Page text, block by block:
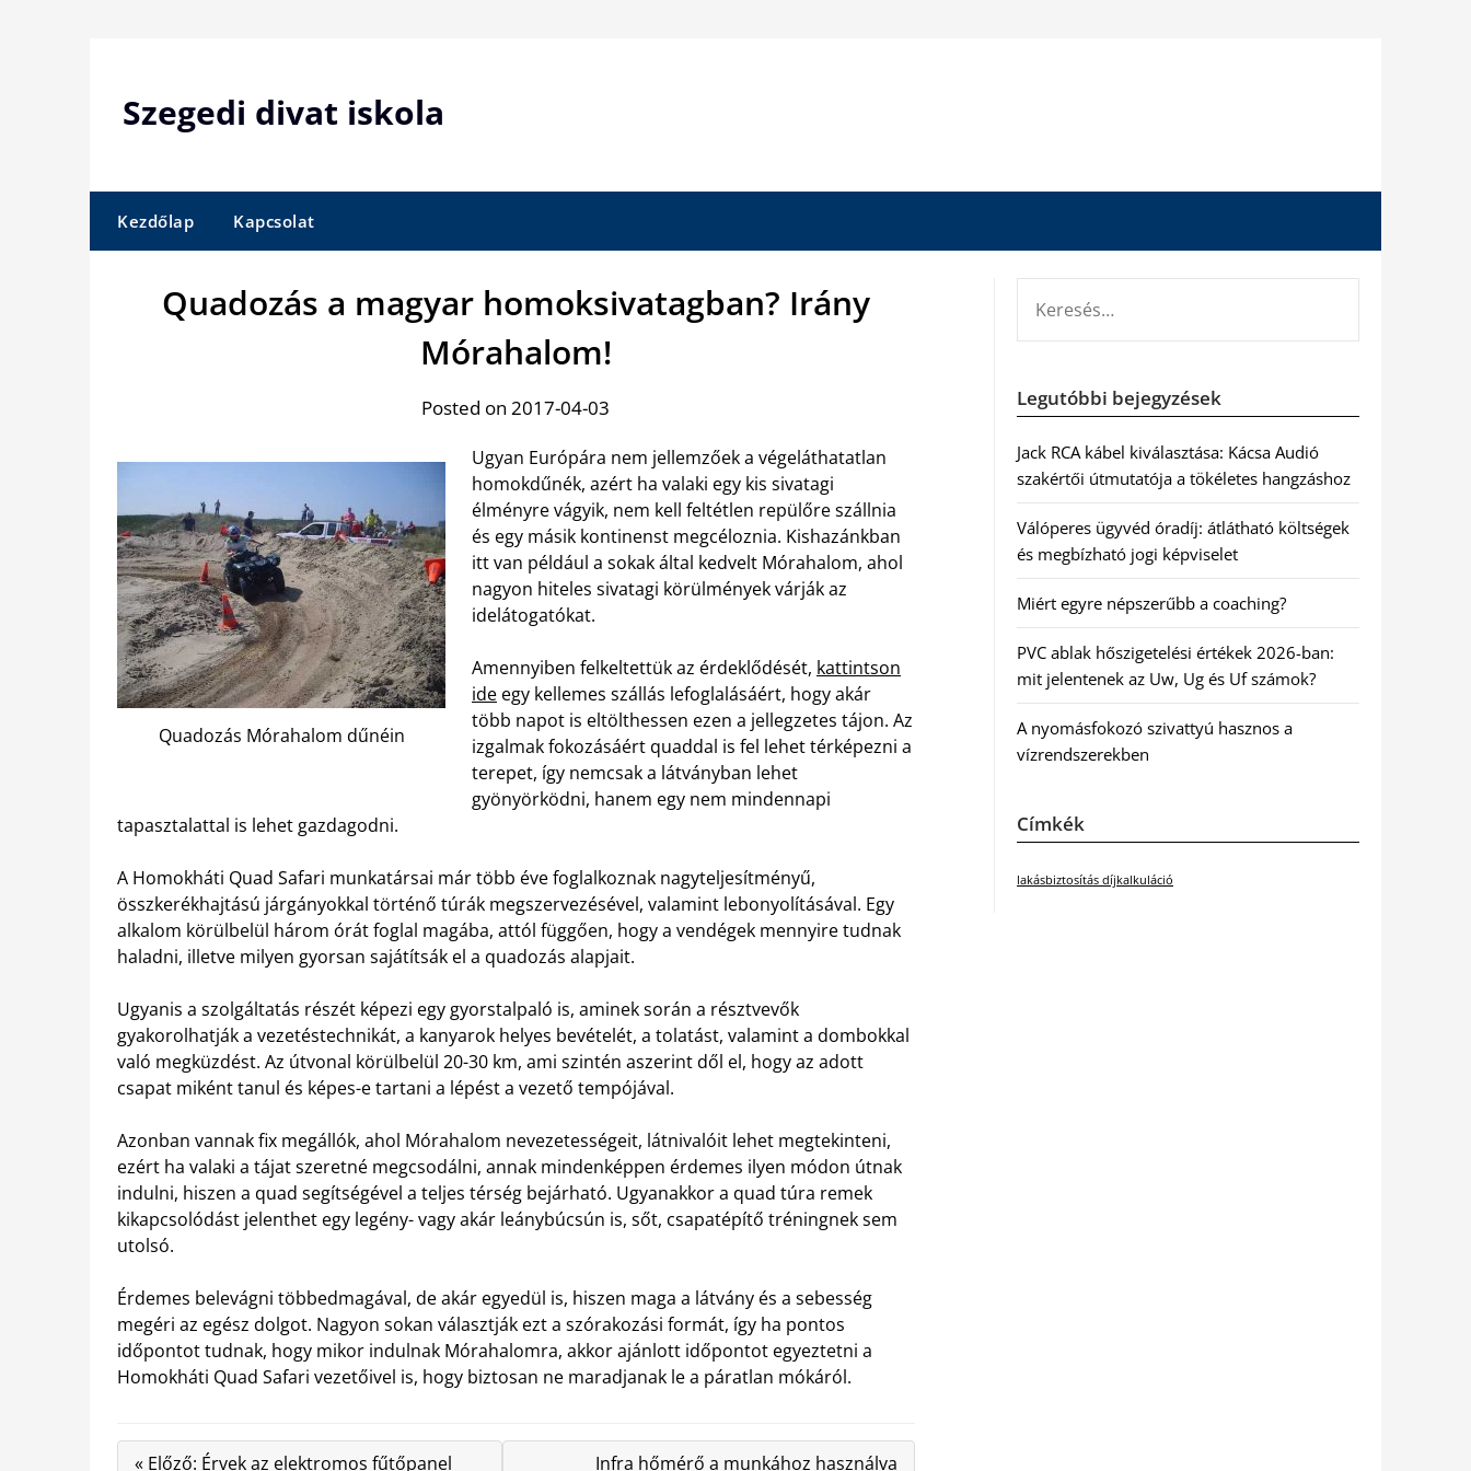
Szegedi divat iskola
Kezdőlap Kapcsolat
Quadozás a magyar homoksivatagban? Irány
Mórahalom!
Posted on 2017-04-03
Quadozás Mórahalom dűnéin
Ugyan Európára nem jellemzőek a végeláthatatlan
homokdűnék, azért ha valaki egy kis sivatagi
élményre vágyik, nem kell feltétlen repülőre szállnia
és egy másik kontinenst megcéloznia. Kishazánkban
itt van például a sokak által kedvelt Mórahalom, ahol
nagyon hiteles sivatagi körülmények várják az
idelátogatókat.
Amennyiben felkeltettük az érdeklődését, kattintson
ide egy kellemes szállás lefoglalásáért, hogy akár
több napot is eltölthessen ezen a jellegzetes tájon. Az
izgalmak fokozásáért quaddal is fel lehet térképezni a
terepet, így nemcsak a látványban lehet
gyönyörködni, hanem egy nem mindennapi
tapasztalattal is lehet gazdagodni.
A Homokháti Quad Safari munkatársai már több éve foglalkoznak nagyteljesítményű,
összkerékhajtású járgányokkal történő túrák megszervezésével, valamint lebonyolításával. Egy
alkalom körülbelül három órát foglal magába, attól függően, hogy a vendégek mennyire tudnak
haladni, illetve milyen gyorsan sajátítsák el a quadozás alapjait.
Ugyanis a szolgáltatás részét képezi egy gyorstalpaló is, aminek során a résztvevők
gyakorolhatják a vezetéstechnikát, a kanyarok helyes bevételét, a tolatást, valamint a dombokkal
való megküzdést. Az útvonal körülbelül 20-30 km, ami szintén aszerint dől el, hogy az adott
csapat miként tanul és képes-e tartani a lépést a vezető tempójával.
Azonban vannak fix megállók, ahol Mórahalom nevezetességeit, látnivalóit lehet megtekinteni,
ezért ha valaki a tájat szeretné megcsodálni, annak mindenképpen érdemes ilyen módon útnak
indulni, hiszen a quad segítségével a teljes térség bejárható. Ugyanakkor a quad túra remek
kikapcsolódást jelenthet egy legény- vagy akár leánybúcsún is, sőt, csapatépítő tréningnek sem
utolsó.
Érdemes belevágni többedmagával, de akár egyedül is, hiszen maga a látvány és a sebesség
megéri az egész dolgot. Nagyon sokan választják ezt a szórakozási formát, így ha pontos
időpontot tudnak, hogy mikor indulnak Mórahalomra, akkor ajánlott időpontot egyeztetni a
Homokháti Quad Safari vezetőivel is, hogy biztosan ne maradjanak le a páratlan mókáról.
« Előző: Érvek az elektromos fűtőpanel Infra hőmérő a munkához használva
Legutóbbi bejegyzések
Jack RCA kábel kiválasztása: Kácsa Audió
szakértői útmutatója a tökéletes hangzáshoz
Válóperes ügyvéd óradíj: átlátható költségek
és megbízható jogi képviselet
Miért egyre népszerűbb a coaching?
PVC ablak hőszigetelési értékek 2026-ban:
mit jelentenek az Uw, Ug és Uf számok?
A nyomásfokozó szivattyú hasznos a
vízrendszerekben
Címkék
lakásbiztosítás díjkalkuláció